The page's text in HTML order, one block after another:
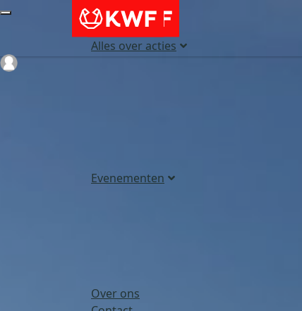
Alles over acties
Evenementen
Over ons